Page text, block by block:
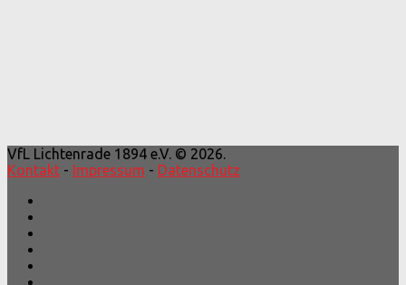
VfL Lichtenrade 1894 e.V. © 2026.
Kontakt - Impressum - Datenschutz